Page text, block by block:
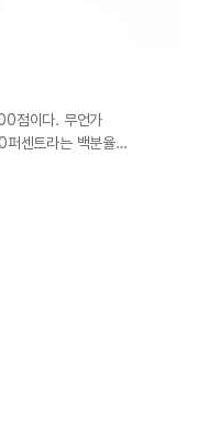
점이다. 무언가
퍼센트라는 백분율…